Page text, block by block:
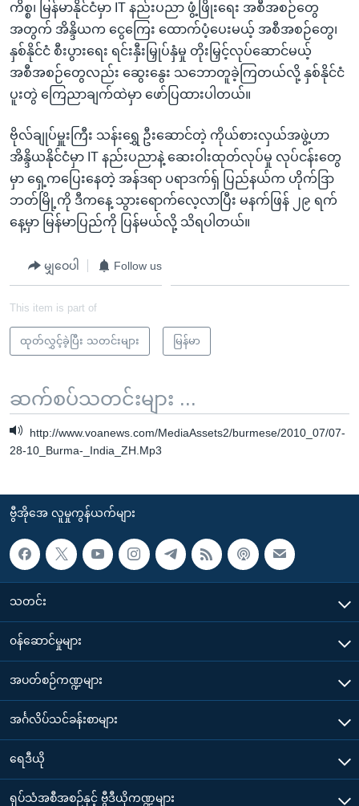
ကိစ္စ၊ မြန်မာနိုင်ငံမှာ IT နည်းပညာ ဖွံ့ဖြိုးရေး အစီအစဉ်တွေ
အတွက် အိန္ဒိယက ငွေကြေး ထောက်ပံ့ပေးမယ့် အစီအစဉ်တွေ၊
နှစ်နိုင်ငံ စီးပွားရေး ရင်းနှီးမြှုပ်နှံမှု တိုးမြှင့်လုပ်ဆောင်မယ့်
အစီအစဉ်တွေလည်း ဆွေးနွေး သဘောတူခဲ့ကြတယ်လို့ နှစ်နိုင်ငံ
ပူးတွဲ ကြေညာချက်ထဲမှာ ဖော်ပြထားပါတယ်။
ဗိုလ်ချုပ်မှူးကြီး သန်းရွှေ ဦးဆောင်တဲ့ ကိုယ်စားလှယ်အဖွဲ့ဟာ
အိန္ဒိယနိုင်ငံမှာ IT နည်းပညာနဲ့ ဆေးဝါးထုတ်လုပ်မှု လုပ်ငန်းတွေ
မှာ ရှေ့ကပြေးနေတဲ့ အန်ဒရာ ပရာဒက်ရှ် ပြည်နယ်က ဟိုက်ဒြာ
ဘတ်မြို့ကို ဒီကနေ့ သွားရောက်လေ့လာပြီး မနက်ဖြန် ၂၉ ရက်
နေ့မှာ မြန်မာပြည်ကို ပြန်မယ်လို့ သိရပါတယ်။
မျှဝေပါ Follow us
This item is part of
ထုတ်လွှင့်ခဲ့ပြီး သတင်းများ မြန်မာ
ဆက်စပ်သတင်းများ ...
http://www.voanews.com/MediaAssets2/burmese/2010_07/07-
28-10_Burma-_India_ZH.Mp3
ဗွီအိုအေ လူမှုကွန်ယက်များ
သတင်း
၀န်ဆောင်မှုများ
အပတ်စဉ်ကဏ္ဍများ
အင်္ဂလိပ်သင်ခန်းစာများ
ရေဒီယို
ရုပ်သံအစီအစဉ်နှင့် ဗွီဒီယိုကဏ္ဍများ